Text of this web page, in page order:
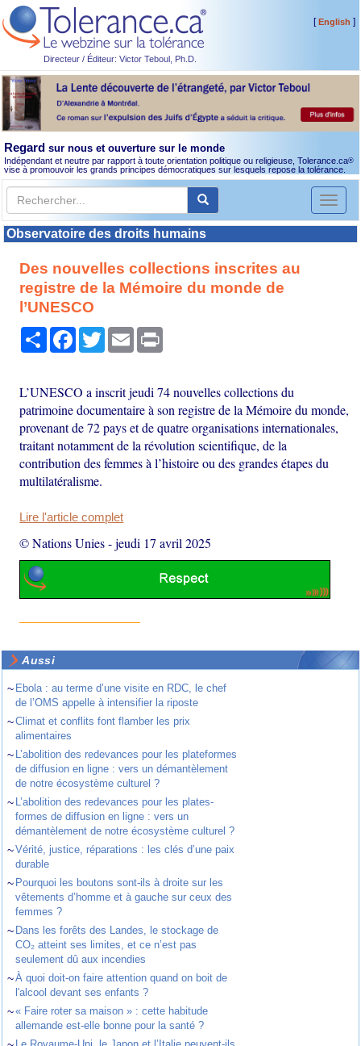
Directeur / Éditeur: Victor Teboul, Ph.D.
[English ]
Regard sur nous et ouverture sur le monde
Indépendant et neutre par rapport à toute orientation politique ou religieuse, Tolerance.ca®
vise à promouvoir les grands principes démocratiques sur lesquels repose la tolérance.
Toggle
Observatoire des droits humains
Des nouvelles collections inscrites au
registre de la Mémoire du monde de
l’UNESCO
PartagerFacebook
TwitterEmail
L’UNESCO a inscrit jeudi 74 nouvelles collections du
patrimoine documentaire à son registre de la Mémoire du monde,
provenant de 72 pays et de quatre organisations internationales,
traitant notamment de la révolution scientifique, de la
contribution des femmes à l’histoire ou des grandes étapes du
multilatéralisme.
Lire l'article complet
© Nations Unies-jeudi 17 avril 2025
Aussi
~ Ebola : au terme d’une visite en RDC, le chef
de l’OMS appelle à intensifier la riposte
~Climat et conflits font flamber les prix
alimentaires
~ L’abolition des redevances pour les plateformes
de diffusion en ligne : vers un démantèlement
de notre écosystème culturel ?
~ L’abolition des redevances pour les plates-
formes de diffusion en ligne : vers un
démantèlement de notre écosystème culturel ?
~Vérité, justice, réparations : les clés d’une paix
durable
~ Pourquoi les boutons sont-ils à droite sur les
vêtements d’homme et à gauche sur ceux des
femmes ?
~ Dans les forêts des Landes, le stockage de
CO₂ atteint ses limites, et ce n’est pas
seulement dû aux incendies
~À quoi doit-on faire attention quand on boit de
l'alcool devant ses enfants ?
~« Faire roter sa maison » : cette habitude
allemande est-elle bonne pour la santé ?